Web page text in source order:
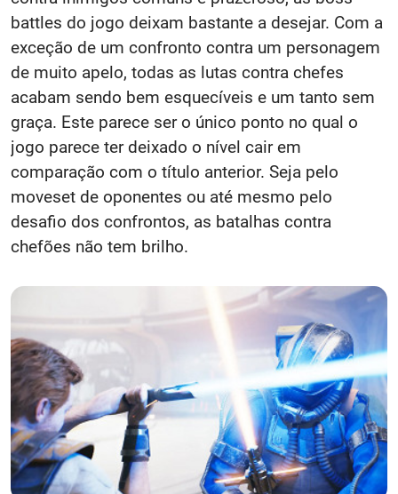
battles do jogo deixam bastante a desejar. Com a
exceção de um confronto contra um personagem
de muito apelo, todas as lutas contra chefes
acabam sendo bem esquecíveis e um tanto sem
graça. Este parece ser o único ponto no qual o
jogo parece ter deixado o nível cair em
comparação com o título anterior. Seja pelo
moveset de oponentes ou até mesmo pelo
desafio dos confrontos, as batalhas contra
chefões não tem brilho.